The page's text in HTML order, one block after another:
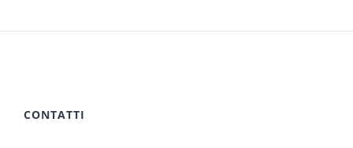
CONTATTI